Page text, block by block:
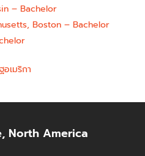
– Bachelor
Boston – Bachelor
เมริกา
North America